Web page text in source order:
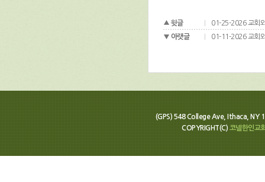
윗글
01-25-2026 교회
아랫글
01-11-2026 교회
(GPS) 548 College Ave, Ithaca,
COPYRIGHT(C) 코넬한인교